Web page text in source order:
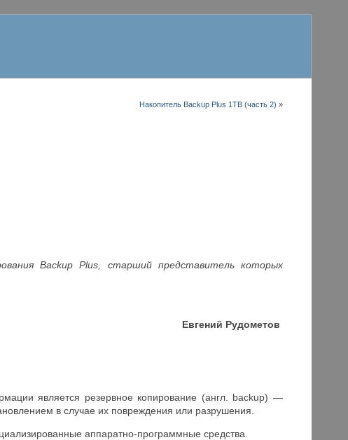
Накопитель Backup Plus 1TB (часть 2) »
BackupPlus, старший представитель которых
Евгений Рудометов
является резервное копирование (англ. backup) —
в случае их повреждения или разрушения.
аппаратно-программные средства.